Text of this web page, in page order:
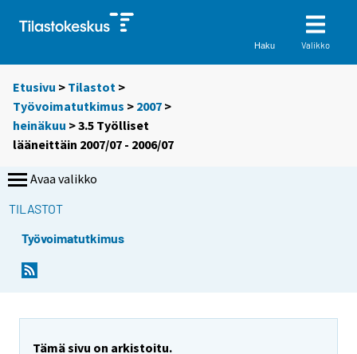
Haku Valikko
Etusivu > Tilastot >
Työvoimatutkimus > 2007 >
heinäkuu > 3.5 Työlliset
lääneittäin 2007/07 - 2006/07
Avaa valikko
TILASTOT
Työvoimatutkimus
Tämä sivu on arkistoitu.